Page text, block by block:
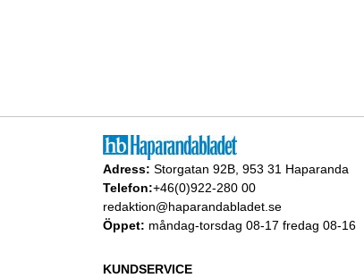
Adress: Storgatan 92B, 953 31 Haparanda
Telefon:+46(0)922-280 00
redaktion@haparandabladet.se
Öppet: måndag-torsdag 08-17 fredag 08-16
KUNDSERVICE